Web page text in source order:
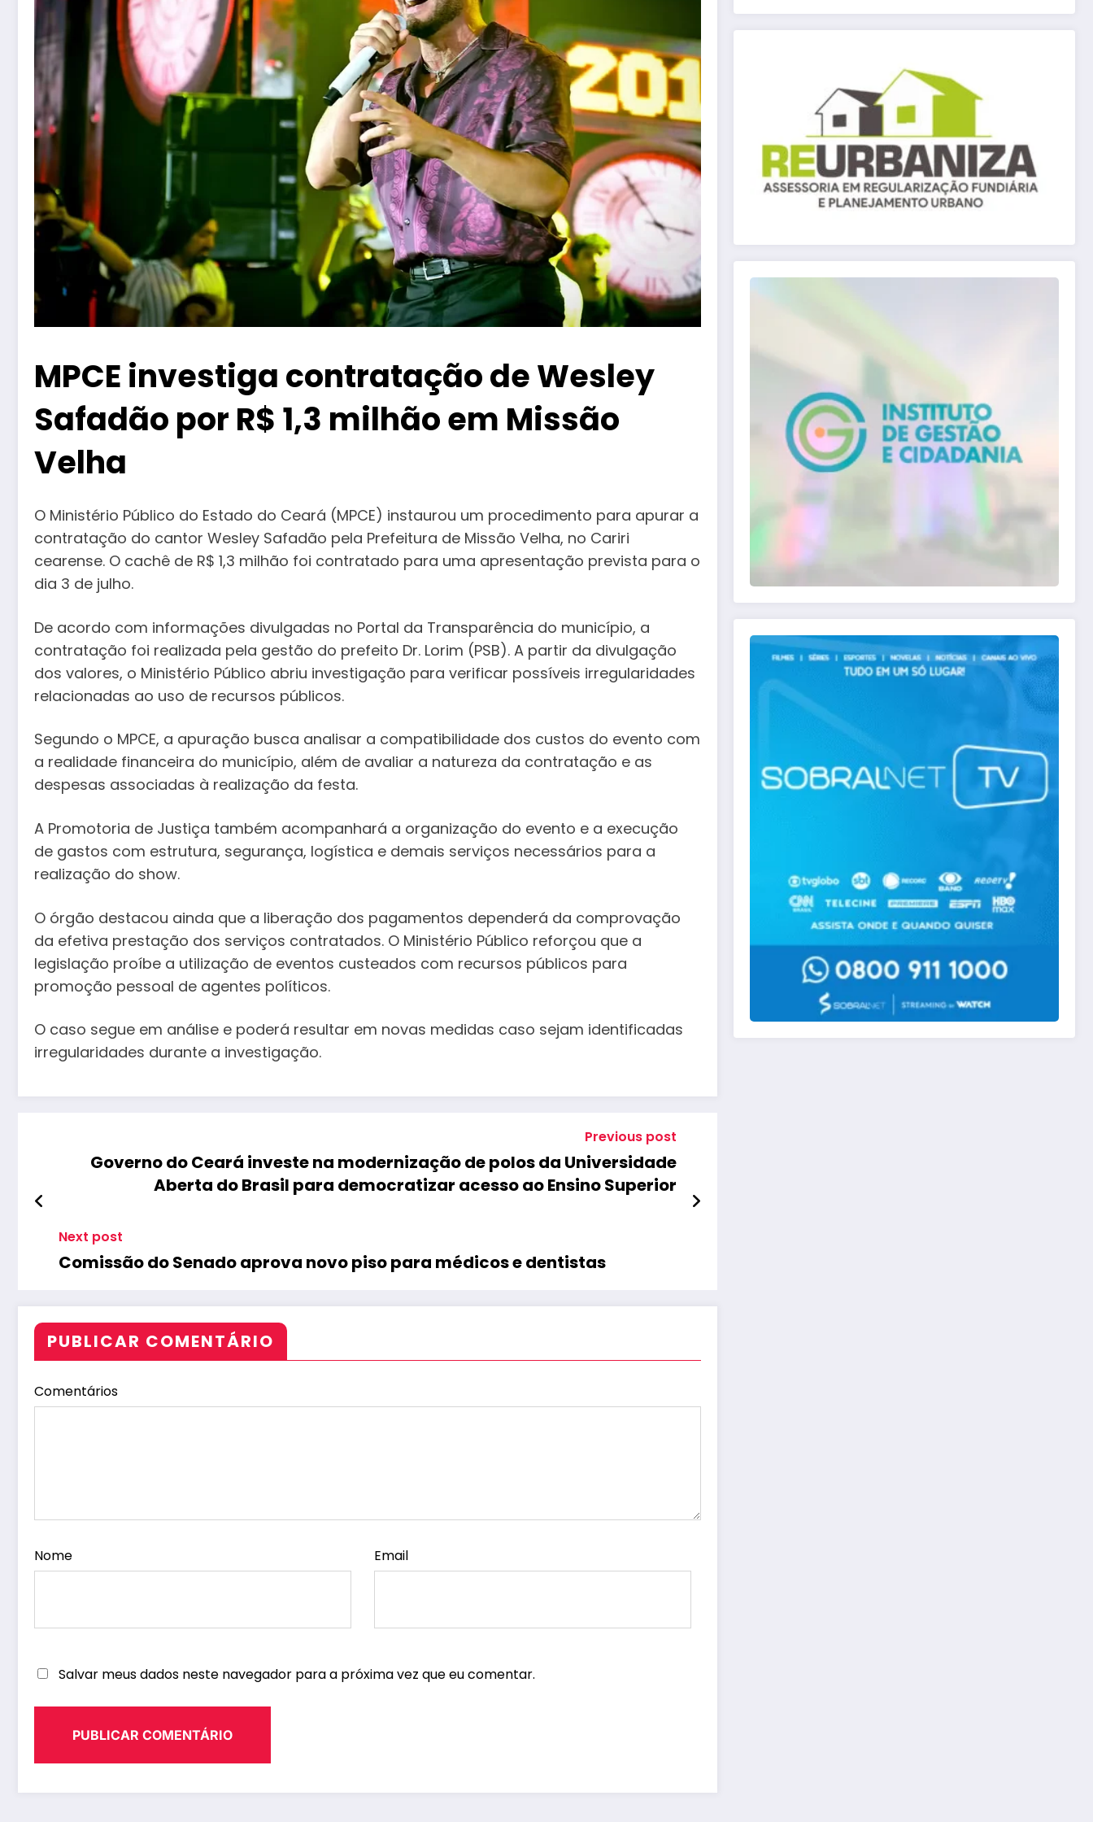
MPCE investiga contratação de Wesley
Safadão por R$ 1,3 milhão em Missão
Velha
O Ministério Público do Estado do Ceará (MPCE) instaurou um procedimento para apurar a
contratação do cantor Wesley Safadão pela Prefeitura de Missão Velha, no Cariri
cearense. O cachê de R$ 1,3 milhão foi contratado para uma apresentação prevista para o
dia 3 de julho.
De acordo com informações divulgadas no Portal da Transparência do município, a
contratação foi realizada pela gestão do prefeito Dr. Lorim (PSB). A partir da divulgação
dos valores, o Ministério Público abriu investigação para verificar possíveis irregularidades
relacionadas ao uso de recursos públicos.
Segundo o MPCE, a apuração busca analisar a compatibilidade dos custos do evento com
a realidade financeira do município, além de avaliar a natureza da contratação e as
despesas associadas à realização da festa.
A Promotoria de Justiça também acompanhará a organização do evento e a execução
de gastos com estrutura, segurança, logística e demais serviços necessários para a
realização do show.
O órgão destacou ainda que a liberação dos pagamentos dependerá da comprovação
da efetiva prestação dos serviços contratados. O Ministério Público reforçou que a
legislação proíbe a utilização de eventos custeados com recursos públicos para
promoção pessoal de agentes políticos.
O caso segue em análise e poderá resultar em novas medidas caso sejam identificadas
irregularidades durante a investigação.
Previous post
Governo do Ceará investe na modernização de polos da Universidade
Aberta do Brasil para democratizar acesso ao Ensino Superior
Next post
Comissão do Senado aprova novo piso para médicos e dentistas
PUBLICAR COMENTÁRIO
Comentários
Nome Email
Salvar meus dados neste navegador para a próxima vez que eu comentar.